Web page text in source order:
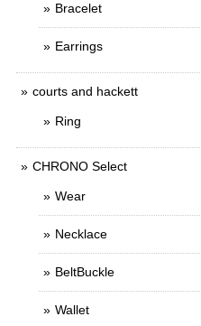
Bracelet
Earrings
courts and hackett
Ring
CHRONO Select
Wear
Necklace
BeltBuckle
Wallet